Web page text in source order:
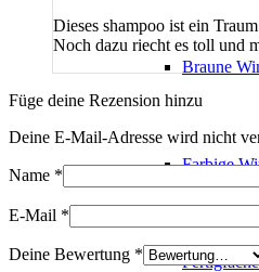
Braune
Farbige
Dieses shampoo ist ein
Noch dazu riecht es toll und
Füge deine Rezension hinzu
Deine E-Mail-Adresse wird nicht
Name *
E-Mail *
Deine Bewertung *